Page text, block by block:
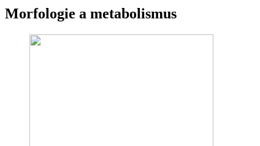
Morfologie a metabolismus